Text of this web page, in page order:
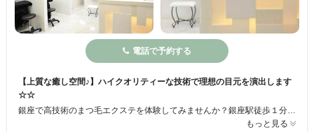
電話で予約する
【上質な癒し空間♪】ハイクオリティーな技術で理想の目元を演出します
☆☆
銀座で高技術のまつ毛エクステを体験してみませんか？銀座駅徒歩１分でアクセス抜群◎お客様の魅力を生かし、さらに美しくなるスタイルをご提案します★白を基調とし、高級感と清潔感の溢れるサロンです♪すべてのお客様に居心地の良い空間を提供したいという願いから、施術スペースは半個室、ベッドも大きめで低反発の素材にこだわっております！
もっと見る